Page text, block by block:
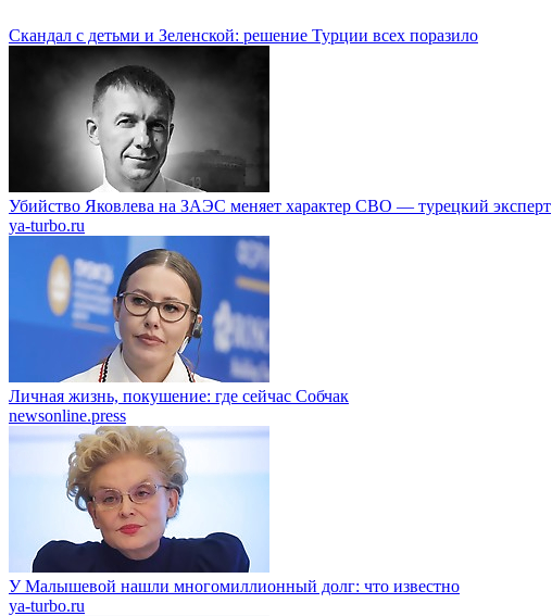
Скандал с детьми и Зеленской: решение Турции всех поразило
Убийство Яковлева на ЗАЭС меняет характер СВО — турецкий эксперт
ya-turbo.ru
Личная жизнь, покушение: где сейчас Собчак
newsonline.press
У Малышевой нашли многомиллионный долг: что известно
ya-turbo.ru